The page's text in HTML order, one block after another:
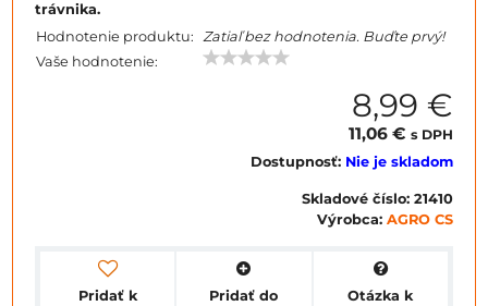
trávnika.
Hodnotenie produktu: Zatiaľ bez hodnotenia. Buďte prvý!
Vaše hodnotenie:
8,99 €
11,06 € s DPH
Dostupnosť: Nie je skladom
Skladové číslo: 21410
Výrobca: AGRO CS
Pridať k
Pridať do
Otázka k